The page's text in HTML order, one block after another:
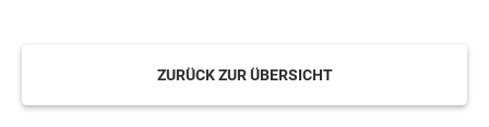
ZURÜCK ZUR ÜBERSICHT